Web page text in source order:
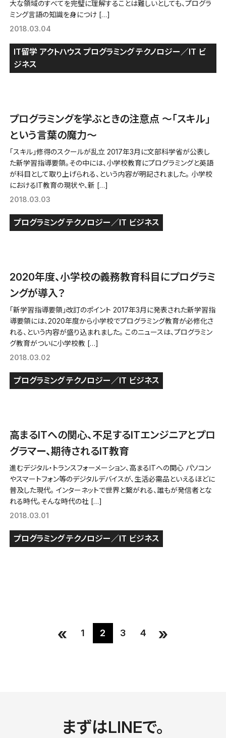
大な領域のすべてを完璧に理解することは難しいとしても、プログラ
ミング言語の知識を身につけ […]
2018.03.04
IT留学 アクトハウス プログラミング テクノロジー／IT ビ
ジネス
プログラミングを学ぶときの注意点 〜「スキル」
という言葉の魔力〜
「スキル」修得のスクールが乱立 2017年3月に文部科学省が公表し
た新学習指導要領。その中には、小学校教育にプログラミングと英語
が科目として取り上げられる、という内容が明記されました。 小学校
におけるIT教育の現状や、新 […]
2018.03.03
プログラミング テクノロジー／IT ビジネス
2020年度、小学校の義務教育科目にプログラミ
ングが導入？
「新学習指導要領」改訂のポイント 2017年3月に発表された新学習指
導要領には、2020年度から小学校でプログラミング教育が必修化さ
れる、という内容が盛り込まれました。 このニュースは、プログラミン
グ教育がついに小学校教 […]
2018.03.02
プログラミング テクノロジー／IT ビジネス
高まるITへの関心、不足するITエンジニアとプロ
グラマー、期待されるIT教育
進むデジタル・トランスフォーメーション、高まるITへの関心 パソコン
やスマートフォン等のデジタルデバイスが、生活必需品といえるほどに
普及した現代。 インターネットで世界と繋がれる、誰もが発信者とな
れる時代。そんな時代の社 […]
2018.03.01
プログラミング テクノロジー／IT ビジネス
« 1 2 3 4 »
まずはLINEで。